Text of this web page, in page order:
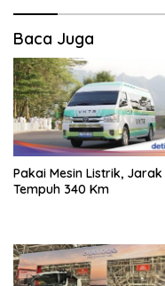
Baca Juga
Pakai Mesin Listrik, Jarak
Tempuh 340 Km